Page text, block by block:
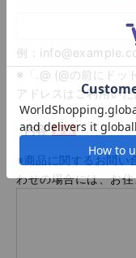
例：
※「.@ (@の前にドッ
アドレスはご利用い
内容
※商品に関するお問い
わせの場合には、お